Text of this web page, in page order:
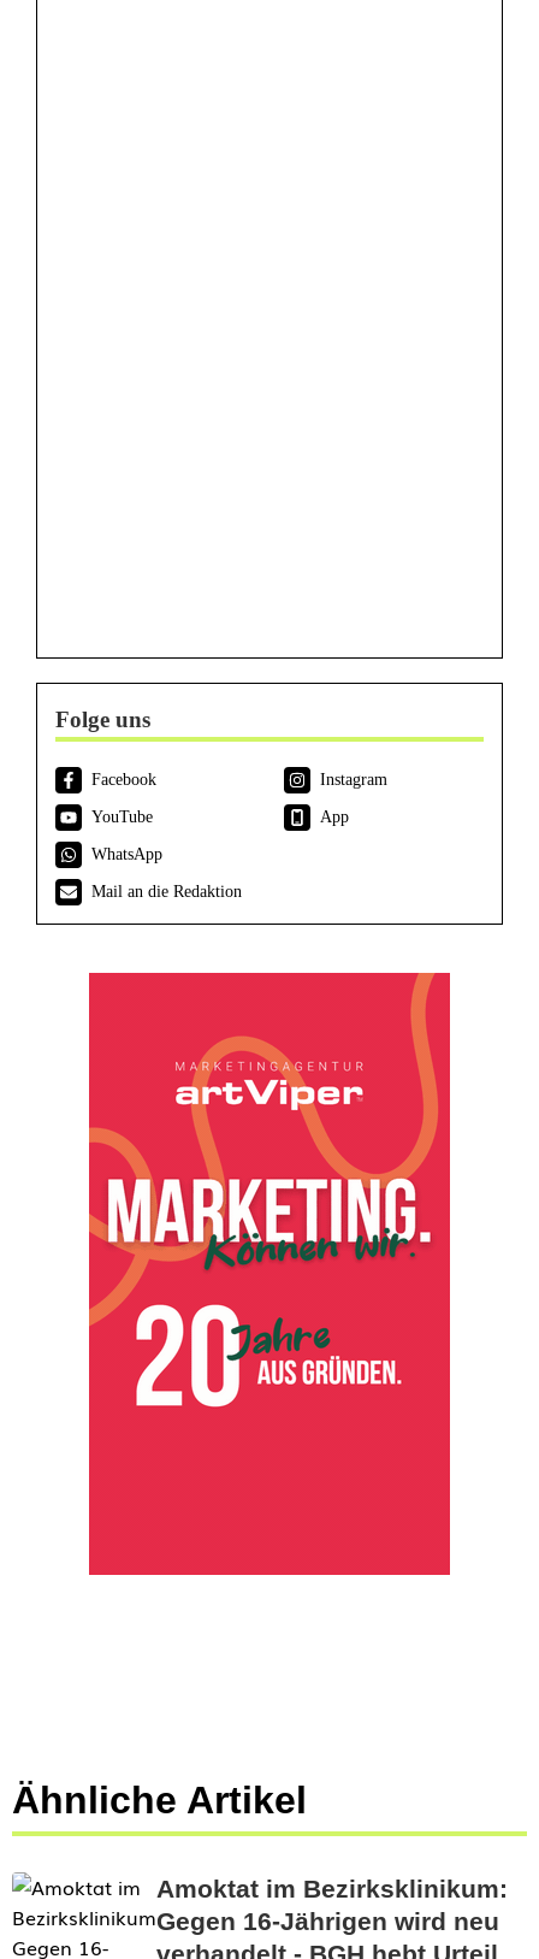
Folge uns
Facebook
Instagram
YouTube
App
WhatsApp
Mail an die Redaktion
Ähnliche Artikel
Amoktat im Bezirksklinikum:
Gegen 16-Jährigen wird neu